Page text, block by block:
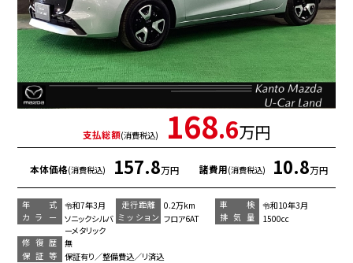
支払総額(消費税込) 168.6万円
本体価格(消費税込) 157.8万円 諸費用(消費税込) 10.8万円
年 式 令和7年3月 走行距離 0.2万km 車 検
令和10年3月
カラー
ソニックシルバ
ーメタリック
ミッション フロア6AT 排気量
1500cc
修復歴
無
保証等
保証有り／整備費込／リ済込